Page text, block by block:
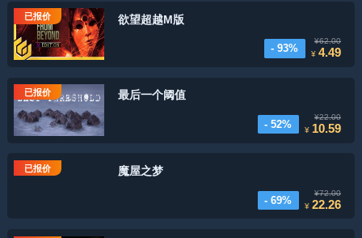
已报价 欲望超越M版
- 93%
¥62.00
¥4.49
已报价 最后一个阈值
- 52%
¥22.00
¥ 10.59
已报价 魔屋之梦
- 69%
¥72.00
¥22.26